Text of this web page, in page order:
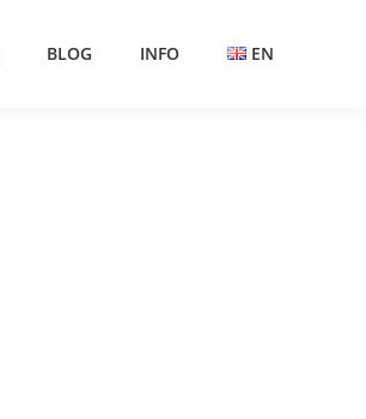
BLOG INFO EN